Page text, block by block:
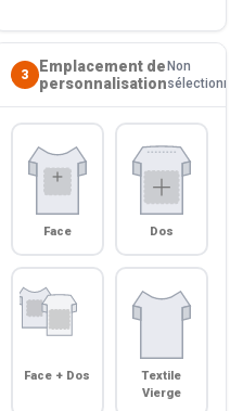
3
Emplacement de
personnalisation
Non
sélectionné
Face Dos
Face + Dos
Textile
Vierge